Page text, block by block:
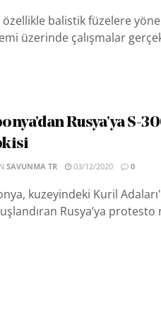
özellikle balistik füzelere
üzerinde çalışmalar
Rusya’ya
SAVUNMA TR 03/12/2020 0
kuzeyindeki Kuril
Rusya’ya protesto